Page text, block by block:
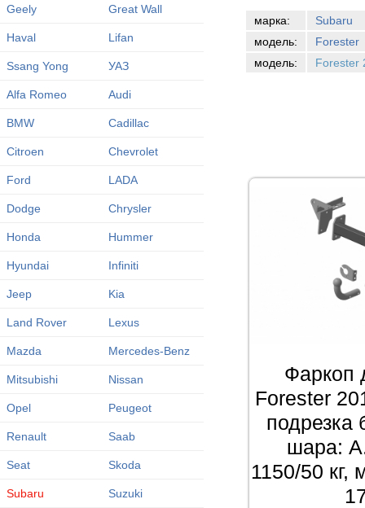
Geely Great Wall
Haval Lifan
Ssang Yong УАЗ
Alfa Romeo Audi
BMW Cadillac
Citroen Chevrolet
Ford LADA
Dodge Chrysler
Honda Hummer
Hyundai Infiniti
Jeep Kia
Land Rover Lexus
Mazda Mercedes-Benz
Mitsubishi Nissan
Opel Peugeot
Renault Saab
Seat Skoda
Subaru Suzuki
марка:
Subaru
модель:
Forester
модель:
Forester
Фаркоп
Forester
подрезка
шара:
1150/50 кг,